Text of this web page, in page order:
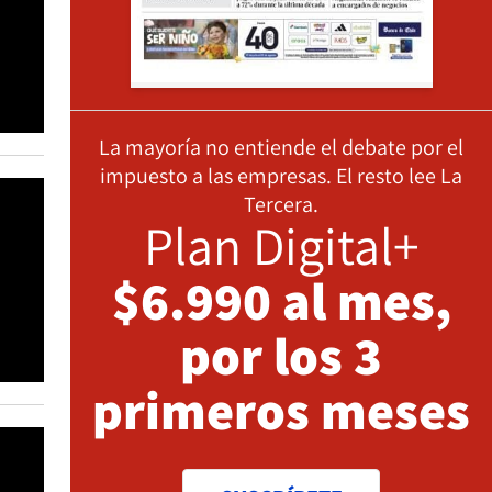
La mayoría no entiende el debate por el
impuesto a las empresas. El resto lee La
Tercera.
Plan Digital+
$6.990 al mes,
por los 3
primeros meses